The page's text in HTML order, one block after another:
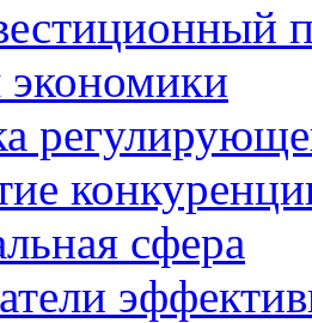
экономики
сфера